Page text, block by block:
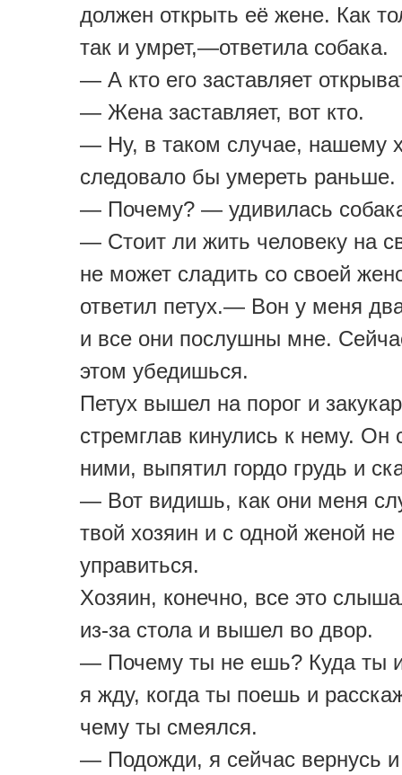
должен открыть её жене. Как
так и умрет,—ответила собака.
— А кто его заставляет
— Жена заставляет, вот кто.
— Ну, в таком случае, нашему
следовало бы умереть раньше.
— Почему? — удивилась
— Стоит ли жить человеку на
не может сладить со своей
ответил петух.— Вон у меня
и все они послушны мне.
этом убедишься.
Петух вышел на порог и
стремглав кинулись к нему. Он
ними, выпятил гордо грудь и
— Вот видишь, как они меня
твой хозяин и с одной женой
управиться.
Хозяин, конечно, все это
из-за стола и вышел во двор.
— Почему ты не ешь? Куда ты
я жду, когда ты поешь и
чему ты смеялся.
— Подожди, я сейчас вернусь и